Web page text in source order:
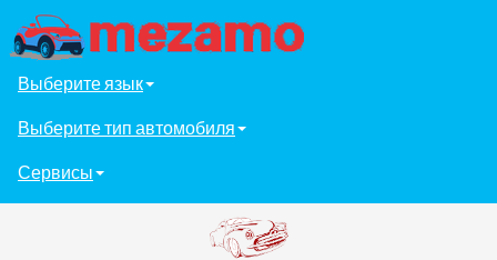
Выберите язык
Выберите тип автомобиля
Сервисы